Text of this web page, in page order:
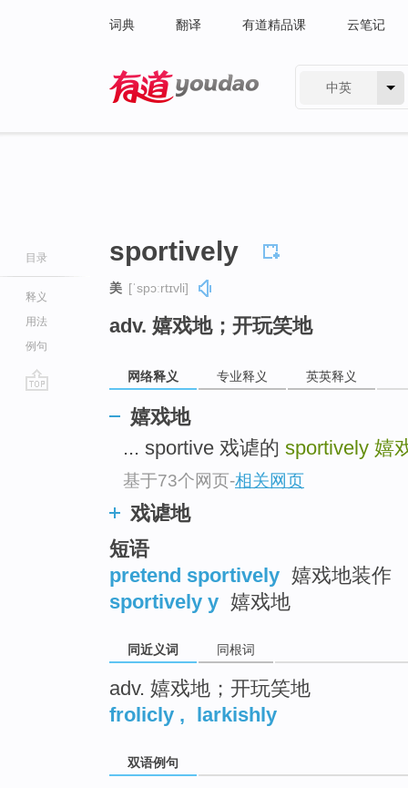
词典 翻译 有道精品课 云笔记
中英
目录
释义
用法
例句
sportively
美 [ˈspɔːrtɪvli]
adv. 嬉戏地；开玩笑地
网络释义 专业释义 英英释义
嬉戏地
... sportive 戏谑的 sportively 嬉
基于73个网页-相关网页
戏谑地
短语
pretend sportively 嬉戏地装作
sportively y 嬉戏地
同近义词 同根词
adv. 嬉戏地；开玩笑地
frolicly , larkishly
双语例句